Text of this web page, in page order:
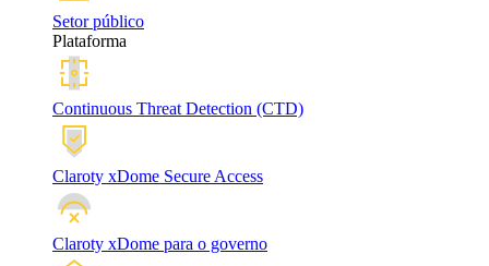
Setor público
Plataforma
Continuous Threat Detection (CTD)
Claroty xDome Secure Access
Claroty xDome para o governo